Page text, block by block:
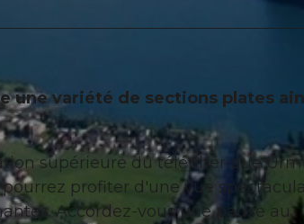
une variété de sections plates
supérieure du téléphérique
profiter d'une vue
Accordez-vous une pause au